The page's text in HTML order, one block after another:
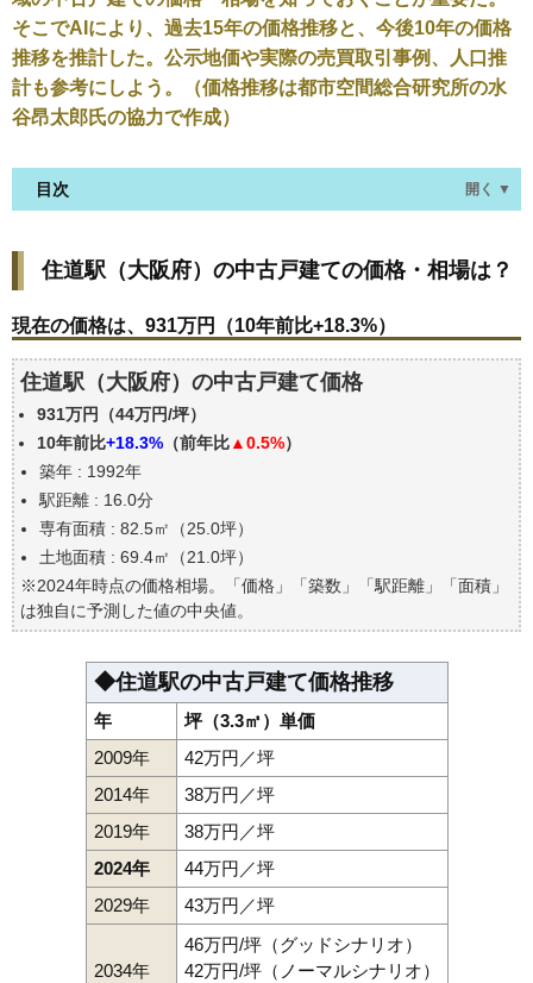
そこでAIにより、過去15年の価格推移と、今後10年の価格
推移を推計した。公示地価や実際の売買取引事例、人口推
計も参考にしよう。（価格推移は都市空間総合研究所の水
谷昂太郎氏の協力で作成）
目次 開く ▼
現在の価格は、931万円（10年前比+18.3%）
価格を詳細に分析しよう
築年数で価格はどうなる？
住道駅(大阪府)の中古戸建ての過去の売買事例
公示地価はいくら
エリアの将来性を人口予想から検討しよう
自分の年収でいくらの不動産が買える？
住道駅（大阪府）の中古戸建ての価格・相場は？
現在の価格は、931万円（10年前比+18.3%）
住道駅（大阪府）の中古戸建て価格
931万円（44万円/坪）
10年前比+18.3% （前年比▲0.5%）
築年 : 1992年
駅距離 : 16.0分
専有面積 : 82.5㎡（25.0坪）
土地面積 : 69.4㎡（21.0坪）
※2024年時点の価格相場。「価格」「築数」「駅距離」「面積」
は独自に予測した値の中央値。
◆住道駅の中古戸建て価格推移
年
坪（3.3㎡）単価
2009年
42万円／坪
2014年
38万円／坪
2019年
38万円／坪
2024年
44万円／坪
2029年
43万円／坪
2034年
46万円/坪（グッドシナリオ）
42万円/坪（ノーマルシナリオ）